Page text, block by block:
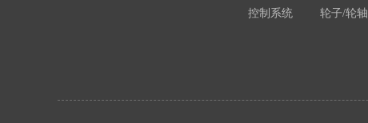
控制系统
轮子/轮轴